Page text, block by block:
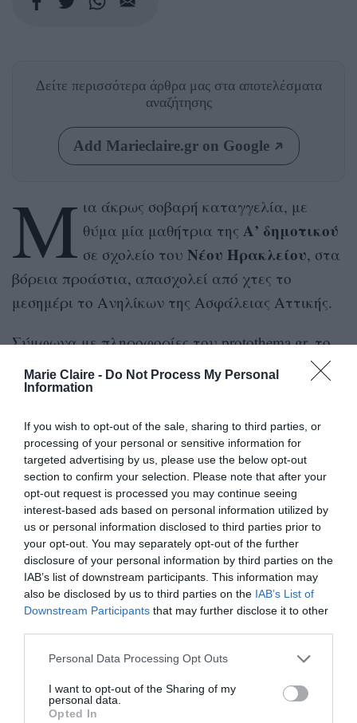
Marie Claire - Do Not Process My Personal
Information
If you wish to opt-out of the sale, sharing to third parties, or
processing of your personal or sensitive information for
targeted advertising by us, please use the below opt-out
section to confirm your selection. Please note that after your
opt-out request is processed you may continue seeing
interest-based ads based on personal information utilized by
us or personal information disclosed to third parties prior to
your opt-out. You may separately opt-out of the further
disclosure of your personal information by third parties on the
IAB’s list of downstream participants. This information may
also be disclosed by us to third parties on the IAB’s List of
Downstream Participants that may further disclose it to other
Personal Data Processing Opt Outs
I want to opt-out of the Sharing of my
personal data.
Opted In
Δείτε περισσότερα άρθρα μας στα αποτελέσματα
αναζήτησης
Add Marieclaire.gr on Google
Μ ια άκρως σοβαρή καταγγελία, με
θύμα μία μαθήτρια της Α’ δημοτικού
σε σχολείο του Νέου Ηρακλείου, στα
βόρεια προάστια, απασχολεί από χτες το
μεσημέρι το Ανηλίκων της Ασφάλειας Αττικής.
Σύμφωνα με πληροφορίες του protothema.gr, το
κοριτσάκι, μαθήτρια της Α’ τάξης του δημοτικού
σχολείου, κατήγγειλε ότι έπεσε θύμα bullying
χαρτοταινία στις τουαλέτες του κτιρίου από
συμμαθητές της.
Αμέσως ενημερώθηκαν οι καθηγητές και
κλιμάκιο τηςΥποδιεύθυνσης Προστασιάς
Ανηλίκωνμεταφέρθηκε στο σημείο,
προκειμένου να διαπιστώσει τι ακριβώς έχει
συμβεί και να εξετάσει το κοριτσάκι.
Πηγή: protothema.gr